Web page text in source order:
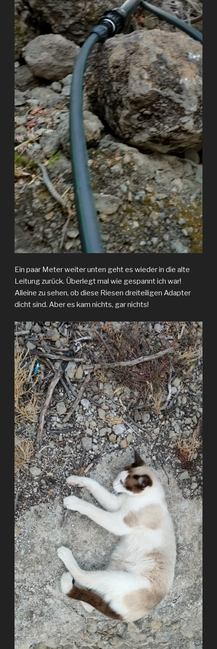
Ein paar Meter weiter unten geht es wieder in die alte
Leitung zurück. Überlegt mal wie gespannt ich war!
Alleine zu sehen, ob diese Riesen dreiteiligen Adapter
dicht sind. Aber es kam nichts, gar nichts!